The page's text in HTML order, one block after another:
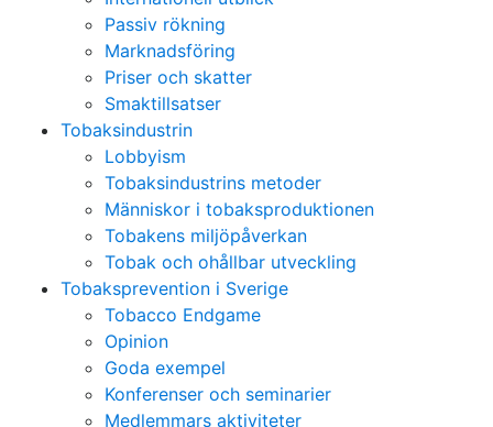
Passiv rökning
Marknadsföring
Priser och skatter
Smaktillsatser
Tobaksindustrin
Lobbyism
Tobaksindustrins metoder
Människor i tobaksproduktionen
Tobakens miljöpåverkan
Tobak och ohållbar utveckling
Tobaksprevention i Sverige
Tobacco Endgame
Opinion
Goda exempel
Konferenser och seminarier
Medlemmars aktiviteter